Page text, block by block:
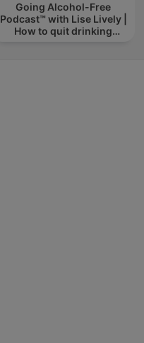
Going Alcohol-Free
Podcast™ with Lise Lively |
How to quit drinking